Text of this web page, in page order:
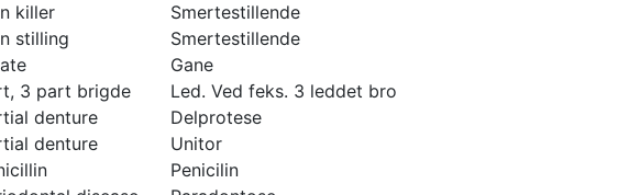
killer
Smertestillende
stilling
Smertestillende
Gane
3 part brigde
Led. Ved feks. 3 leddet bro
denture
Delprotese
denture
Unitor
Penicilin